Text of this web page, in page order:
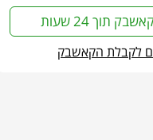
תוך 24 שעות
לקבלת הקאשבק